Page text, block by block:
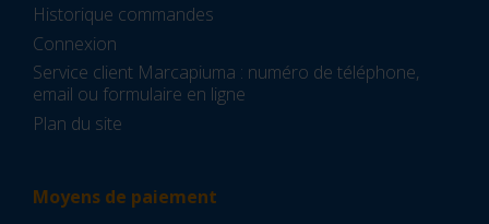
Historique commandes
Connexion
Service client Marcapiuma : numéro de téléphone,
email ou formulaire en ligne
Plan du site
Moyens de paiement